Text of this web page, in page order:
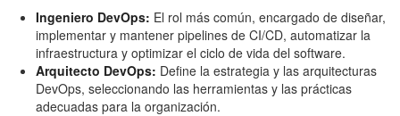
Ingeniero DevOps: El rol más común, encargado de diseñar,
implementar y mantener pipelines de CI/CD, automatizar la
infraestructura y optimizar el ciclo de vida del software.
Arquitecto DevOps: Define la estrategia y las arquitecturas
DevOps, seleccionando las herramientas y las prácticas
adecuadas para la organización.